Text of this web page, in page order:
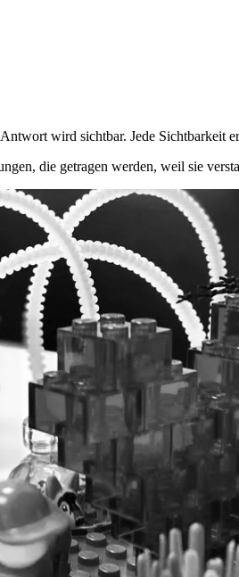
wird sichtbar. Jede Sichtbarkeit
die getragen werden, weil sie